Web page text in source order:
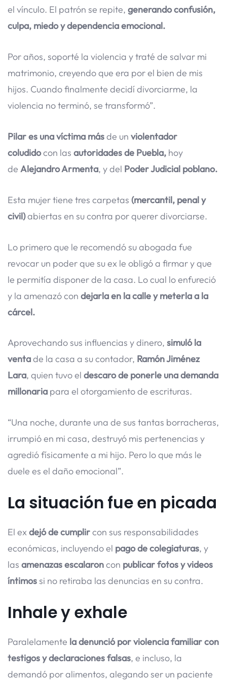
el vínculo. El patrón se repite, generando confusión,
culpa, miedo y dependencia emocional.
Por años, soporté la violencia y traté de salvar mi
matrimonio, creyendo que era por el bien de mis
hijos. Cuando finalmente decidí divorciarme, la
violencia no terminó, se transformó”.
Pilar es una víctima másde un violentador
coludidocon las autoridades de Puebla, hoy
de Alejandro Armenta, y del Poder Judicial poblano.
Esta mujer tiene tres carpetas (mercantil, penal y
civil)abiertas en su contra por querer divorciarse.
Lo primero que le recomendó su abogada fue
revocar un poder que su ex le obligó a firmar y que
le permitía disponer de la casa. Lo cual lo enfureció
y la amenazó con dejarla en la calle y meterla a la
cárcel.
Aprovechando sus influencias y dinero, simuló la
ventade la casa a su contador, Ramón Jiménez
Lara, quien tuvo el descaro de ponerle una demanda
millonaria para el otorgamiento de escrituras.
“Una noche, durante una de sus tantas borracheras,
irrumpió en mi casa, destruyó mis pertenencias y
agredió físicamente a mi hijo. Pero lo que más le
duele es el daño emocional”.
La situación fue en picada
El exdejó de cumplircon sus responsabilidades
económicas, incluyendo el pago de colegiaturas, y
las amenazas escalaroncon publicar fotos y videos
íntimossi no retiraba las denuncias en su contra.
Inhale y exhale
Paralelamente la denunció por violencia familiar con
testigos y declaraciones falsas, e incluso, la
demandó por alimentos, alegando ser un paciente